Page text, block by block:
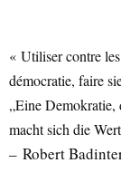
« Utiliser contre
démocratie, faire
„Eine Demokratie,
macht sich die
– Robert